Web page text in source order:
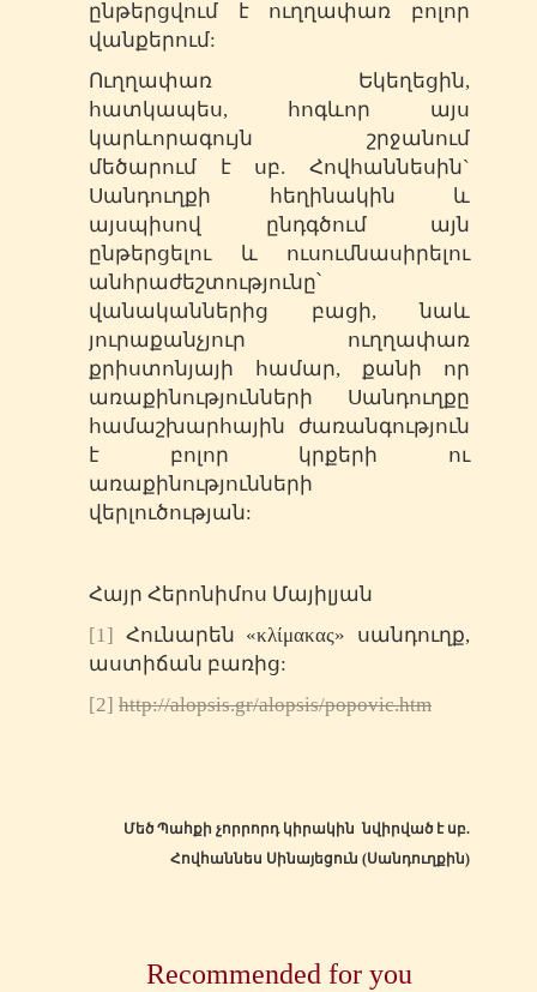
ընթերցվում է ուղղափառ բոլոր
վանքերում:
Ուղղափառ Եկեղեցին,
հատկապես, հոգևոր այս
կարևորագույն շրջանում
մեծարում է սբ. Հովհաննեսին`
Սանդուղքի հեղինակին և
այսպիսով ընդգծում այն
ընթերցելու և ուսումնասիրելու
անհրաժեշտությունը՝
վանականներից բացի, նաև
յուրաքանչյուր ուղղափառ
քրիստոնյայի համար, քանի որ
առաքինությունների Սանդուղքը
համաշխարհային ժառանգություն
է բոլոր կրքերի ու
առաքինությունների
վերլուծության:
Հայր Հերոնիմոս Մայիլյան
[1]
Հունարեն «κλίμακας» սանդուղք,
աստիճան բառից:
[2] http://alopsis.gr/alopsis/popovic.htm
Մեծ Պահքի չորրորդ կիրակին նվիրված է սբ.
Հովհաննես Սինայեցուն (Սանդուղքին)
Recommended for you